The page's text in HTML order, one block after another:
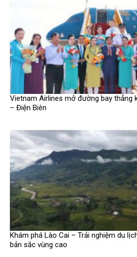
Vietnam Airlines mở đường bay thẳng
– Điện Biên
Khám phá Lào Cai – Trải nghiệm du
bản sắc vùng cao